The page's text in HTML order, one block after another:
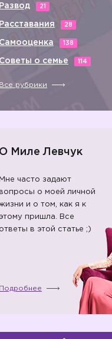
Развод 21
Расставания 28
Самооценка 138
Советы о семье 114
Все рубрики
О Миле Левчук
Мне часто задают
о моей личной
и о том, как я к
этому пришла. Все
ответы в этой статье ;)
Подробнее